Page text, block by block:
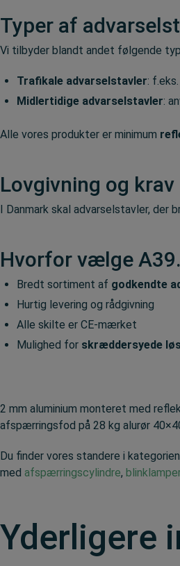
Typer af
Vi tilbyder blandt andet følgende
Trafikale advarselstavler:
Midlertidige advarselstavler:
Alle vores produkter er minimum
Lovgivning og krav
I Danmark skal advarselstavler,
Hvorfor vælge
Bredt sortiment af godkendte
Hurtig levering og rådgivning
Alle skilte er CE-mærket
Mulighed for skræddersyede
2 mm aluminium monteret med
afspærringsfod på 28 kg alurør
Du finder vores standere i kategorien
med afspærringscylindre, blinklamper
Yderligere